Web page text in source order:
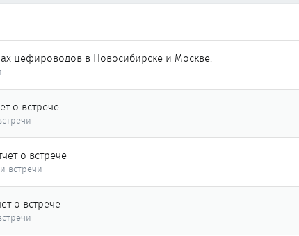
цефироводов в Новосибирске и Москве.
о встрече
о встрече
встречи
о встрече